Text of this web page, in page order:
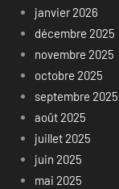
janvier 2026
décembre 2025
novembre 2025
octobre 2025
septembre 2025
août 2025
juillet 2025
juin 2025
mai 2025